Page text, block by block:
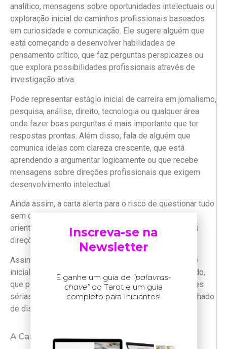
analítico, mensagens sobre oportunidades intelectuais ou
exploração inicial de caminhos profissionais baseados
em curiosidade e comunicação. Ele sugere alguém que
está começando a desenvolver habilidades de
pensamento crítico, que faz perguntas perspicazes ou
que explora possibilidades profissionais através de
investigação ativa.
Pode representar estágio inicial de carreira em jornalismo,
pesquisa, análise, direito, tecnologia ou qualquer área
onde fazer boas perguntas é mais importante que ter
respostas prontas. Além disso, fala de alguém que
comunica ideias com clareza crescente, que está
aprendendo a argumentar logicamente ou que recebe
mensagens sobre direções profissionais que exigem
desenvolvimento intelectual.
Ainda assim, a carta alerta para o risco de questionar tudo
sem construir nada, análise que paralisa ao invés de
orientar ou curiosidade que se dispersa em múltiplas
direções sem foco definido.
Assim, o
pede que a curiosidade
inicial seja transformada em conhecimento estruturado,
que perguntas sejam desenvolvidas em investigações
sérias e que pensamento crítico inicial seja acompanhado
de disciplina para aprender profundamente.
A Carta do Pajem de Espadas na Saúde:
Inscreva-se na
Newsletter
E ganhe um guia de “palavras-
chave”do Tarot e um guia
completo para Iniciantes!